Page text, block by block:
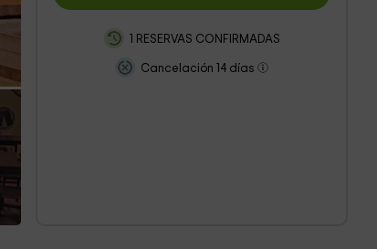
1 RESERVAS CONFIRMADAS
Cancelación 14 días